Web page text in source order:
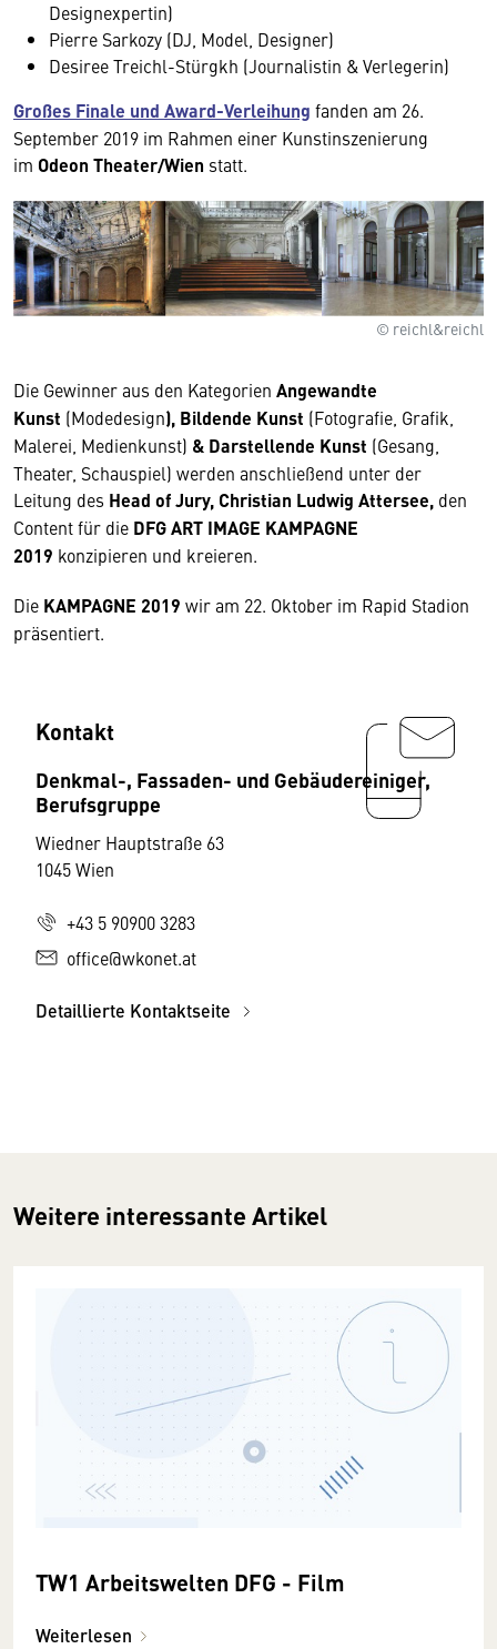
Designexpertin)
Pierre Sarkozy (DJ, Model, Designer)
Desiree Treichl-Stürgkh (Journalistin & Verlegerin)
Großes Finale und Award-Verleihung fanden am 26.
September 2019 im Rahmen einer Kunstinszenierung
im Odeon Theater/Wien statt.
© reichl&reichl
Die Gewinner aus den Kategorien Angewandte
Kunst (Modedesign), Bildende Kunst (Fotografie, Grafik,
Malerei, Medienkunst) & Darstellende Kunst (Gesang,
Theater, Schauspiel) werden anschließend unter der
Leitung des Head of Jury, Christian Ludwig Attersee, den
Content für die DFG ART IMAGE KAMPAGNE
2019 konzipieren und kreieren.
Die KAMPAGNE 2019 wir am 22. Oktober im Rapid Stadion
präsentiert.
Kontakt
Denkmal-, Fassaden- und Gebäudereiniger,
Berufsgruppe
Wiedner Hauptstraße 63
1045 Wien
+43 5 90900 3283
office@wkonet.at
Detaillierte Kontaktseite
Weitere interessante Artikel
TW1 Arbeitswelten DFG - Film
Weiterlesen